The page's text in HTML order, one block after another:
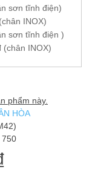
sơn tĩnh điện)
INOX)
sơn tĩnh điện )
(chân INOX)
phẩm này.
HÒA